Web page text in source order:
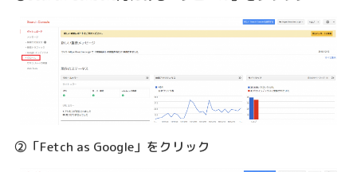
②「Fetch as Google」をクリック